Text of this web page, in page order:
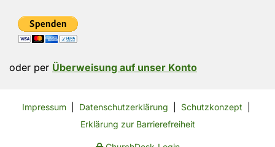
oder per Überweisung auf unser Konto
Impressum Datenschutzerklärung Schutzkonzept
Erklärung zur Barrierefreiheit